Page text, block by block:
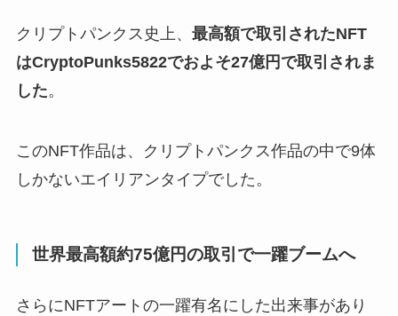
クリプトパンクス史上、 最高額で取引されたNFT
はCryptoPunks5822でおよそ27億円で取引されま
した。
このNFT作品は、クリプトパンクス作品の中で9体
しかないエイリアンタイプでした。
世界最高額約75億円の取引で一躍ブームへ
さらにNFTアートの一躍有名にした出来事があり